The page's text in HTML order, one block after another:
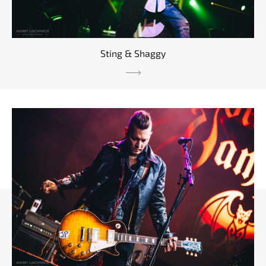
Sting & Shaggy